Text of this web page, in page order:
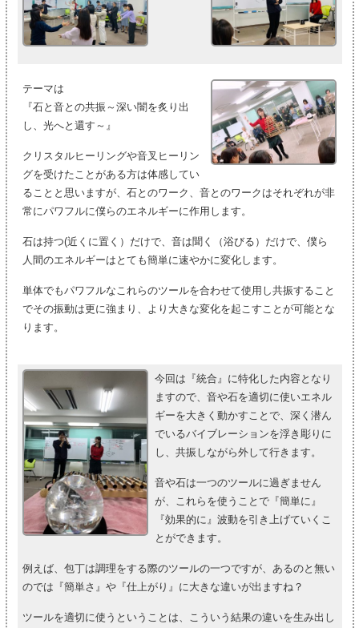
テーマは
『石と音との共振～深い闇を炙り出
し、光へと還す～』
クリスタルヒーリングや音叉ヒーリン
グを受けたことがある方は体感してい
ることと思いますが、石とのワーク、音とのワークはそれぞれが非
常にパワフルに僕らのエネルギーに作用します。
石は持つ(近くに置く）だけで、音は聞く（浴びる）だけで、僕ら
人間のエネルギーはとても簡単に速やかに変化します。
単体でもパワフルなこれらのツールを合わせて使用し共振すること
でその振動は更に強まり、より大きな変化を起こすことが可能とな
ります。
今回は『統合』に特化した内容となり
ますので、音や石を適切に使いエネル
ギーを大きく動かすことで、深く潜ん
でいるバイブレーションを浮き彫りに
し、共振しながら外して行きます。
音や石は一つのツールに過ぎません
が、これらを使うことで『簡単に』
『効果的に』波動を引き上げていくこ
とができます。
例えば、包丁は調理をする際のツールの一つですが、あるのと無い
のでは『簡単さ』や『仕上がり』に大きな違いが出ますね？
ツールを適切に使うということは、こういう結果の違いを生み出し